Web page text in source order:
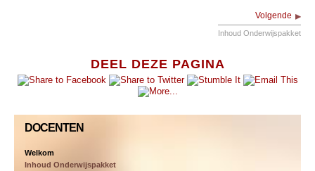
DEEL DEZE PAGINA
DOCENTEN
Welkom
Inhoud Onderwijspakket
Volgende
Inhoud Onderwijspakket